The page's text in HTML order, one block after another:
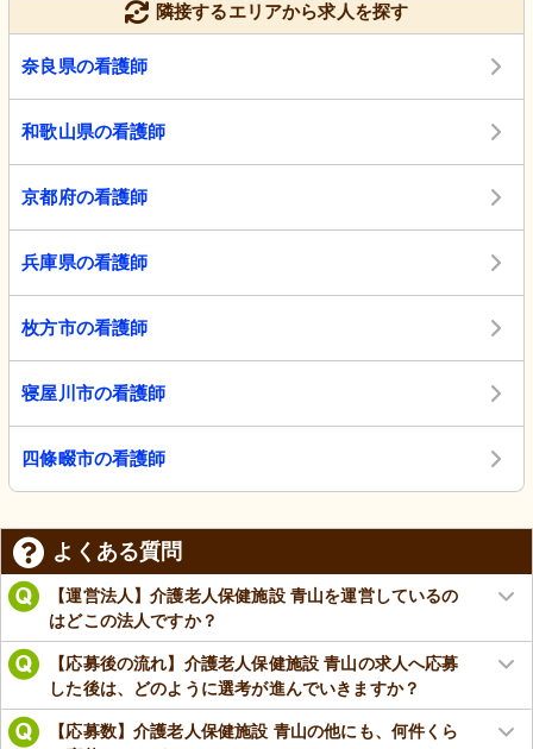
隣接するエリアから求人を探す
奈良県の看護師
和歌山県の看護師
京都府の看護師
兵庫県の看護師
枚方市の看護師
寝屋川市の看護師
四條畷市の看護師
よくある質問
【運営法人】介護老人保健施設 青山を運営しているの
はどこの法人ですか？
【応募後の流れ】介護老人保健施設 青山の求人へ応募
した後は、どのように選考が進んでいきますか？
【応募数】介護老人保健施設 青山の他にも、何件くら